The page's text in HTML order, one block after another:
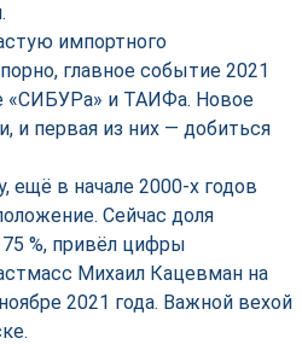
импортного
главное событие 2021
«СИБУРа» и ТАИФа. Новое
и первая из них — добиться
в начале 2000-х годов
Сейчас доля
%, привёл цифры
Михаил Кацевман на
2021 года. Важной вехой